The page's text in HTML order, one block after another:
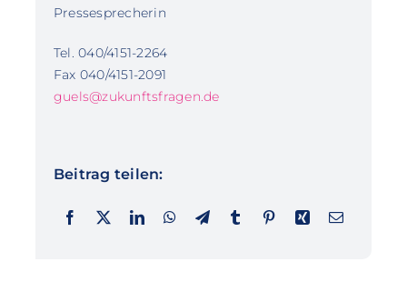
Pressesprecherin
Tel. 040/4151-2264
Fax 040/4151-2091
guels@zukunftsfragen.de
Beitrag teilen: